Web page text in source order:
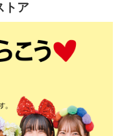
ますので
宮前2-22-16）
トア